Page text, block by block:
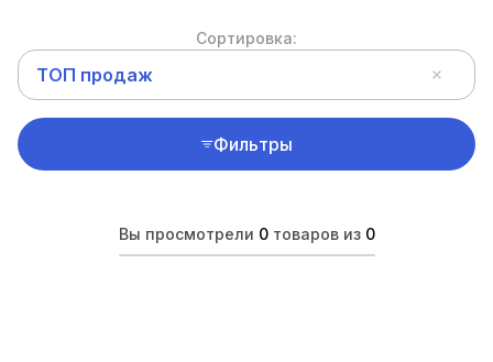
Сортировка:
ТОП продаж
Фильтры
Вы просмотрели 0товаров из 0